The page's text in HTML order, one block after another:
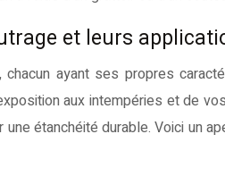
et leurs
ayant ses propres
aux intempéries et de
étanchéité durable. Voici un